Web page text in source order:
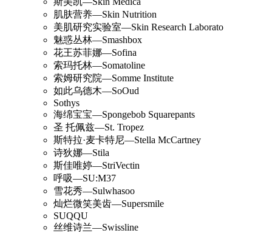
肌肤营养—Skin Nutrition
美肌研究实验室—Skin Research Laborato
魅惑丛林—Smashbox
花王苏菲娜—Sofina
索玛托林—Somatoline
索姆研究院—Somme Institute
如此乌德木—SoOud
Sothys
海绵宝宝—Spongebob Squarepants
圣 托佩兹—St. Tropez
斯特拉·麦卡特尼—Stella McCartney
诗狄娜—Stila
斯佳唯婷—StriVectin
呼吸—SU:M37
雪花秀—Sulwhasoo
灿烂微笑美齿—Supersmile
SUQQU
丝维诗兰—Swissline